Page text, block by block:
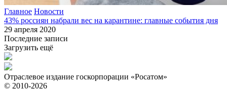
Главное Новости
43% россиян набрали вес на карантине: главные события дня
29 апреля 2020
Последние записи
Загрузить ещё
Отраслевое издание госкорпорации «Росатом»
© 2010-2026